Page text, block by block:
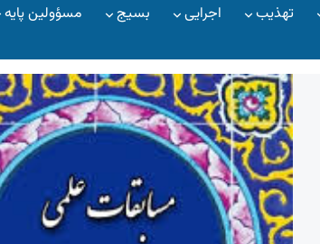
تهذیب اجرایی بسیج مسؤولین پایه